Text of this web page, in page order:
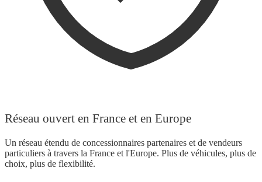
Réseau ouvert en France et en Europe
Un réseau étendu de concessionnaires partenaires et de vendeurs
particuliers à travers la France et l'Europe. Plus de véhicules, plus de
choix, plus de flexibilité.